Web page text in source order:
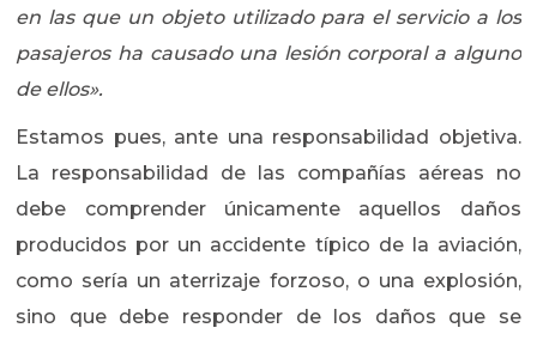
en las que un objeto utilizado para el servicio a los
pasajeros ha causado una lesión corporal a alguno
de ellos».
Estamos pues, ante una responsabilidad objetiva.
La responsabilidad de las compañías aéreas no
debe comprender únicamente aquellos daños
producidos por un accidente típico de la aviación,
como sería un aterrizaje forzoso, o una explosión,
sino que debe responder de los daños que se